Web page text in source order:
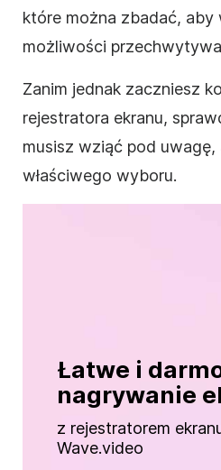
które można zbadać, aby
możliwości
Zanim jednak zaczniesz
rejestratora ekranu,
musisz wziąć pod
właściwego wyboru.
Łatwe i
nagrywanie
z rejestratorem
Wave.video